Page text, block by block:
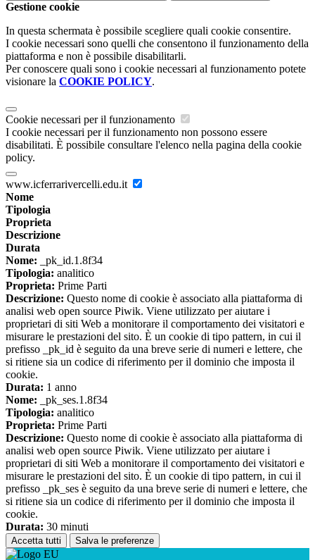
Gestione cookie
In questa schermata è possibile scegliere quali cookie consentire.
I cookie necessari sono quelli che consentono il funzionamento della
piattaforma e non è possibile disabilitarli.
Per conoscere quali sono i cookie necessari al funzionamento potete
visionare la COOKIE POLICY.
Cookie necessari per il funzionamento
I cookie necessari per il funzionamento non possono essere
disabilitati. È possibile consultare l'elenco nella pagina della cookie
policy.
www.icferrarivercelli.edu.it
Nome
Tipologia
Proprieta
Descrizione
Durata
Nome: _pk_id.1.8f34
Tipologia: analitico
Proprieta: Prime Parti
Descrizione: Questo nome di cookie è associato alla piattaforma di
analisi web open source Piwik. Viene utilizzato per aiutare i
proprietari di siti Web a monitorare il comportamento dei visitatori e
misurare le prestazioni del sito. È un cookie di tipo pattern, in cui il
prefisso _pk_id è seguito da una breve serie di numeri e lettere, che
si ritiene sia un codice di riferimento per il dominio che imposta il
cookie.
Durata: 1 anno
Nome: _pk_ses.1.8f34
Tipologia: analitico
Proprieta: Prime Parti
Descrizione: Questo nome di cookie è associato alla piattaforma di
analisi web open source Piwik. Viene utilizzato per aiutare i
proprietari di siti Web a monitorare il comportamento dei visitatori e
misurare le prestazioni del sito. È un cookie di tipo pattern, in cui il
prefisso _pk_ses è seguito da una breve serie di numeri e lettere, che
si ritiene sia un codice di riferimento per il dominio che imposta il
cookie.
Durata: 30 minuti
Accetta tutti Salva le preferenze